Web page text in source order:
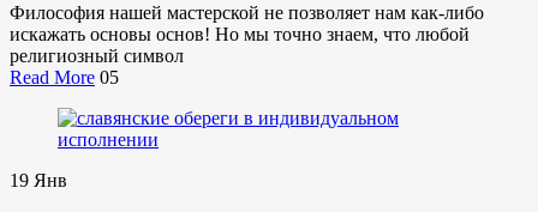
Философия нашей мастерской не позволяет нам как-либо
искажать основы основ! Но мы точно знаем, что любой
религиозный символ
Read More 05
19 Янв